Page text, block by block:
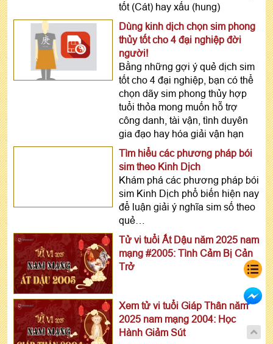
tốt (Cát) hay xấu (hung)
Dùng kinh dịch chọn sim phong
thủy tốt cho 4 đại nghiệp đời
người!
Bằng những gợi ý quẻ dịch sim
tốt cho 4 đại nghiệp, bạn có thể
chọn dãy sim phong thủy hợp
tuổi thỏa mong muốn hỗ trợ
công danh, tài vận, tình duyên
gia đạo hay hóa giải vận hạn
Tìm hiểu các phương pháp bói
sim theo Kinh Dịch
Khám phá các phương pháp bói
sim Kinh Dịch phổ biến hiện nay
để luận giải ý nghĩa sim số theo
quẻ…
Tử vi tuổi Ất Dậu năm 2025 nam
mạng #2005: Tình Cảm Bị Cản
Trở
Xem tử vi tuổi Giáp Thân năm
2025 nam mạng 2004: Học
Hành Giảm Sút